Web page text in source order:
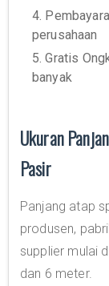
4.
perusahaan
5. Gratis
banyak
Ukuran
Pasir
Panjang atap
produsen,
supplier mulai
dan 6 meter.